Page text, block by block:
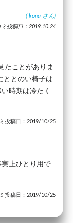
( kona さん)
ミ投稿日：2019.10.24
たことがありま
ととのい椅子は
時期は冷たく
投稿日：2019/10/25
上ひとり用で
投稿日：2019/10/25